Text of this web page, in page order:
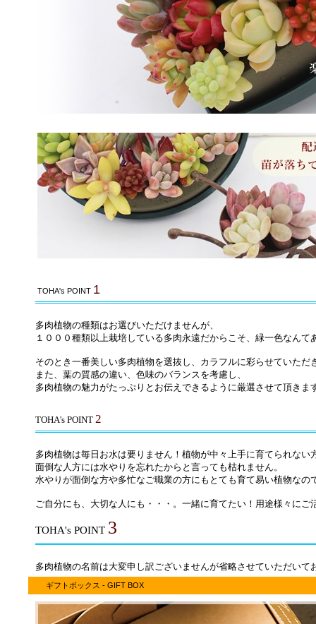
TOHA's POINT 1
多肉植物の種類はお選びいただけませんが、
１０００種類以上栽培している多肉永遠だからこそ、緑一色なんて
そのとき一番美しい多肉植物を選抜し、カラフルに彩らせていただ
また、葉の質感の違い、色味のバランスを考慮し、
多肉植物の魅力がたっぷりとお伝えできるように厳選させて頂きま
TOHA's POINT 2
多肉植物は毎日お水は要りません！植物が中々上手に育てられない
面倒な人方には水やりを忘れたからと言っても枯れません。
水やりが面倒な方や多忙なご職業の方にもとても育て易い植物なの
ご自分にも、大切な人にも・・・。一緒に育てたい！用途様々にご
TOHA's POINT 3
多肉植物の名前は大変申し訳ございませんが省略させていただいて
ギフトボックス - GIFT BOX